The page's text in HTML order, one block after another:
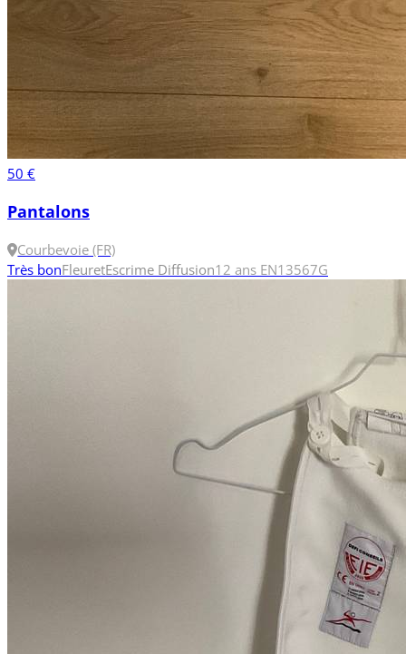
50 €
Pantalons
Courbevoie (FR)
Très bonFleuretEscrime Diffusion12 ans EN13567G